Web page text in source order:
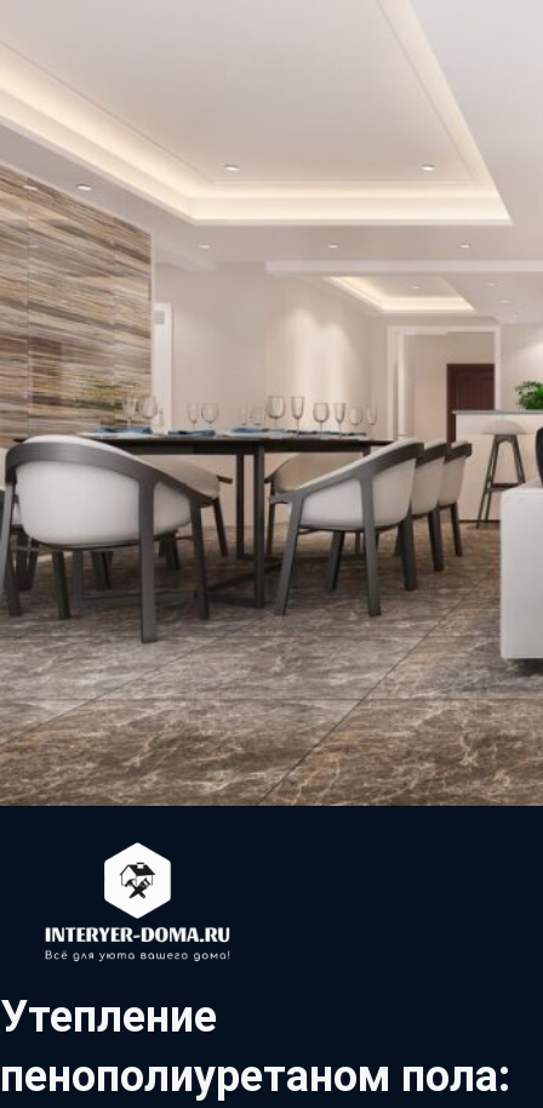
Утепление
пенополиуретаном пола: